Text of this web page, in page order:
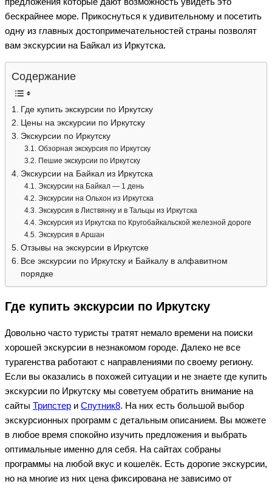
бескрайнее море. Прикоснуться к удивительному и посетить
одну из главных достопримечательностей страны позволят
вам экскурсии на Байкал из Иркутска.
Содержание
Где купить экскурсии по Иркутску
Цены на экскурсии по Иркутску
Экскурсии по Иркутску
Обзорная экскурсия по Иркутску
Пешие экскурсии по Иркутску
Экскурсии на Байкал из Иркутска
Экскурсии на Байкал — 1 день
Экскурсии на Ольхон из Иркутска
Экскурсия в Листвянку и в Тальцы из Иркутска
Экскурсия из Иркутска по Кругобайкальской железной дороге
Экскурсия в Аршан
Отзывы на экскурсии в Иркутске
Все экскурсии по Иркутску и Байкалу в алфавитном
порядке
Где купить экскурсии по Иркутску
Довольно часто туристы тратят немало времени на поиски
хорошей экскурсии в незнакомом городе. Далеко не все
турагенства работают с направлениями по своему региону.
Если вы оказались в похожей ситуации и не знаете где купить
экскурсии по Иркутску мы советуем обратить внимание на
сайты Трипстер и Спутник8. На них есть большой выбор
экскурсионных программ с детальным описанием. Вы можете
в любое время спокойно изучить предложения и выбрать
оптимальные именно для себя. На сайтах собраны
программы на любой вкус и кошелёк. Есть дорогие экскурсии,
но на многие из них цена фиксирована не зависимо от